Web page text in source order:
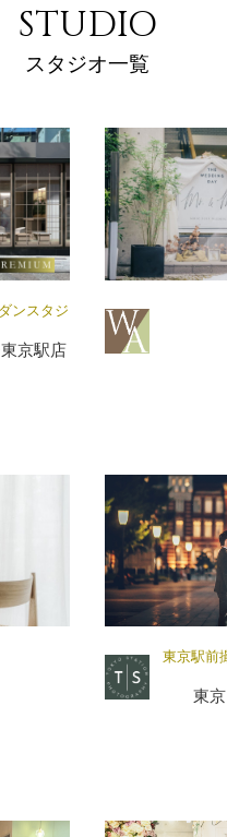
STUDIO
スタジオ一覧
ンスタジ
京駅店
東京駅前
東